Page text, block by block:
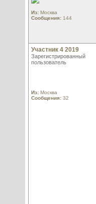
Из: Москва
Сообщения: 144
Участник 4 2019
Зарегистрированный
пользователь
Из: Москва
Сообщения: 32